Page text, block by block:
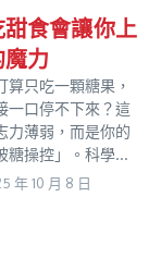
食會讓你上
力
算只吃一顆糖果，
一口停不下來？這
力薄弱，而是你的
糖操控」。科學...
年 10 月 8 日